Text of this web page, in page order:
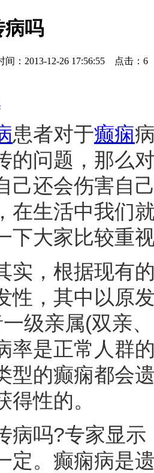
病吗
：2013-12-26 17:56:55 点击：6
患者对于癫痫
的问题，那么
己还会伤害自
在生活中我们
下大家比较重
实，根据现有
性，其中以原
级亲属(双亲
率是正常人群
型的癫痫都会
性的。
病吗?专家显
定。癫痫病是